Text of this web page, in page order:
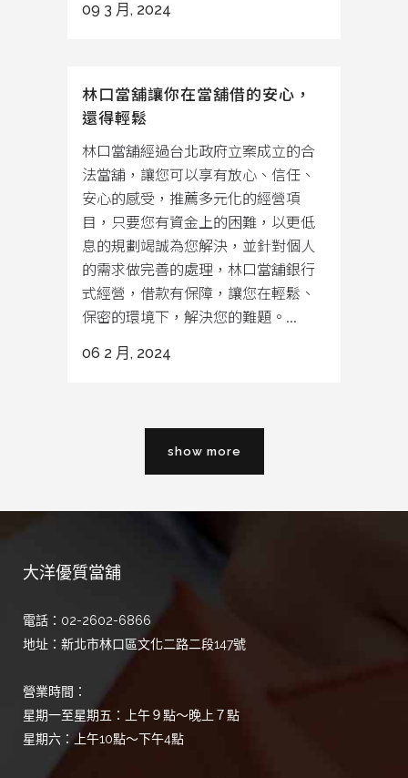
09 3 月, 2024
林口當舖讓你在當舖借的安心，
還得輕鬆
林口當舖經過台北政府立案成立的合
法當舖，讓您可以享有放心、信任、
安心的感受，推薦多元化的經營項
目，只要您有資金上的困難，以更低
息的規劃竭誠為您解決，並針對個人
的需求做完善的處理，林口當舖銀行
式經營，借款有保障，讓您在輕鬆、
保密的環境下，解決您的難題。...
06 2 月, 2024
show more
大洋優質當舖
電話：02-2602-6866
地址：新北市林口區文化二路二段147號
營業時間：
星期一至星期五：上午９點～晚上７點
星期六：上午10點～下午4點